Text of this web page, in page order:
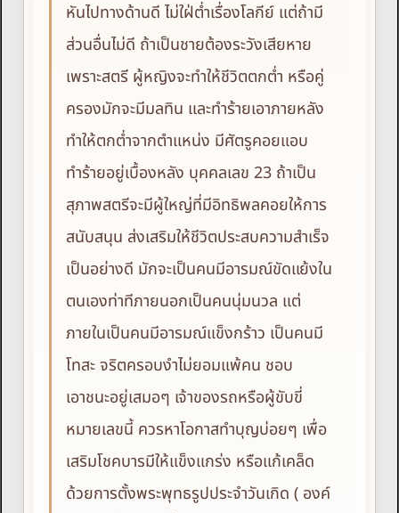
หันไปทางด้านดี ไม่ใฝ่ต่ำเรื่องโลกีย์ แต่ถ้ามี
ส่วนอื่นไม่ดี ถ้าเป็นชายต้องระวังเสียหาย
เพราะสตรี ผู้หญิงจะทำให้ชีวิตตกต่ำ หรือคู่
ครองมักจะมีมลทิน และทำร้ายเอาภายหลัง
ทำให้ตกต่ำจากตำแหน่ง มีศัตรูคอยแอบ
ทำร้ายอยู่เบื้องหลัง บุคคลเลข 23 ถ้าเป็น
สุภาพสตรีจะมีผู้ใหญ่ที่มีอิทธิพลคอยให้การ
สนับสนุน ส่งเสริมให้ชีวิตประสบความสำเร็จ
เป็นอย่างดี มักจะเป็นคนมีอารมณ์ขัดแย้งใน
ตนเองท่าทีภายนอกเป็นคนนุ่มนวล แต่
ภายในเป็นคนมีอารมณ์แข็งกร้าว เป็นคนมี
โทสะ จริตครอบงำไม่ยอมแพ้คน ชอบ
เอาชนะอยู่เสมอๆ เจ้าของรถหรือผู้ขับขี่
หมายเลขนี้ ควรหาโอกาสทำบุญบ่อยๆ เพื่อ
เสริมโชคบารมีให้แข็งแกร่ง หรือแก้เคล็ด
ด้วยการตั้งพระพุทธรูปประจำวันเกิด ( องค์